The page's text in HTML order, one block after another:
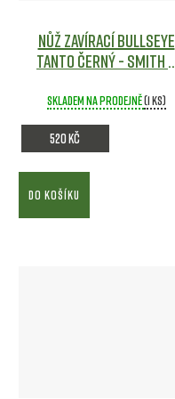
Nůž zavírací BULLSEYE
tanto ČERNÝ - Smith &
Skladem na prodejně(1 ks)
520 Kč
DO KOŠÍKU